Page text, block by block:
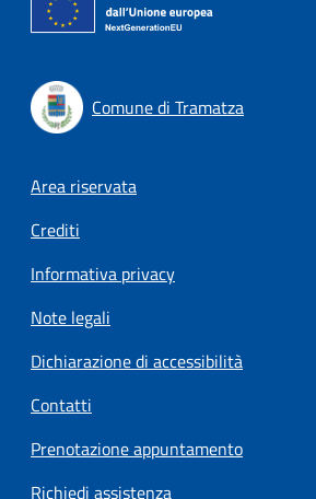
Comune di Tramatza
Footer menu
Area riservata
Crediti
Informativa privacy
Note legali
Dichiarazione di accessibilità
Contatti
Prenotazione appuntamento
Richiedi assistenza